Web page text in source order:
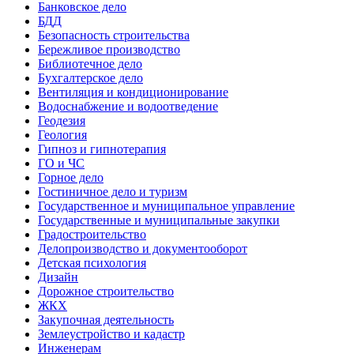
Банковское дело
БДД
Безопасность строительства
Бережливое производство
Библиотечное дело
Бухгалтерское дело
Вентиляция и кондиционирование
Водоснабжение и водоотведение
Геодезия
Геология
Гипноз и гипнотерапия
ГО и ЧС
Горное дело
Гостиничное дело и туризм
Государственное и муниципальное управление
Государственные и муниципальные закупки
Градостроительство
Делопроизводство и документооборот
Детская психология
Дизайн
Дорожное строительство
ЖКХ
Закупочная деятельность
Землеустройство и кадастр
Инженерам